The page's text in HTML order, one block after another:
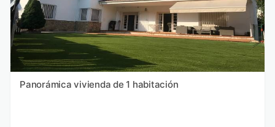
Panorámica vivienda de 1 habitación